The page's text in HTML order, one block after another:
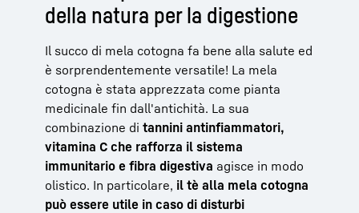
della natura per la digestione
Il succo di mela cotogna fa bene alla salute ed
è sorprendentemente versatile! La mela
cotogna è stata apprezzata come pianta
medicinale fin dall'antichità. La sua
combinazione di tannini antinfiammatori,
vitamina C che rafforza il sistema
immunitario e fibra digestiva agisce in modo
olistico. In particolare, il tè alla mela cotogna
può essere utile in caso di disturbi